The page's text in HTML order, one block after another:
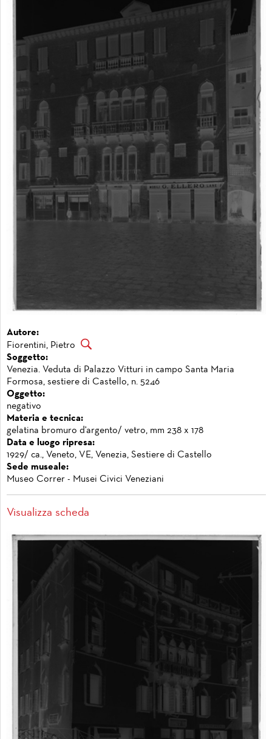
Autore:
Fiorentini, Pietro
Soggetto:
Venezia. Veduta di Palazzo Vitturi in campo Santa Maria
Formosa, sestiere di Castello, n. 5246
Oggetto:
negativo
Materia e tecnica:
gelatina bromuro d'argento/ vetro, mm 238 x 178
Data e luogo ripresa:
1929/ ca., Veneto, VE, Venezia, Sestiere di Castello
Sede museale:
Museo Correr - Musei Civici Veneziani
Visualizza scheda